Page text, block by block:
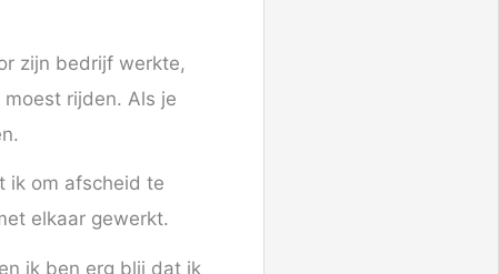
zijn bedrijf werkte,
rijden. Als je
ik om afscheid te
elkaar gewerkt.
ik ben erg blij dat ik